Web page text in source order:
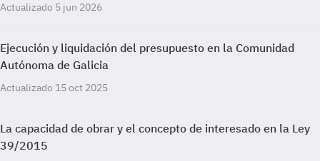
Actualizado 5 jun 2026
Ejecución y liquidación del presupuesto en la Comunidad
Autónoma de Galicia
Actualizado 15 oct 2025
La capacidad de obrar y el concepto de interesado en la Ley
39/2015